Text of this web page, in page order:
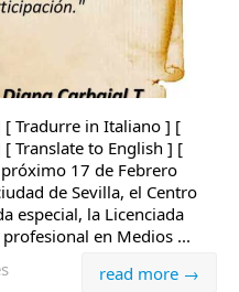
[ Tradurre in Italiano ] [
Translate to English ] [
17 de Febrero
de Sevilla, el Centro
especial, la Licenciada
en Medios ...
read more →